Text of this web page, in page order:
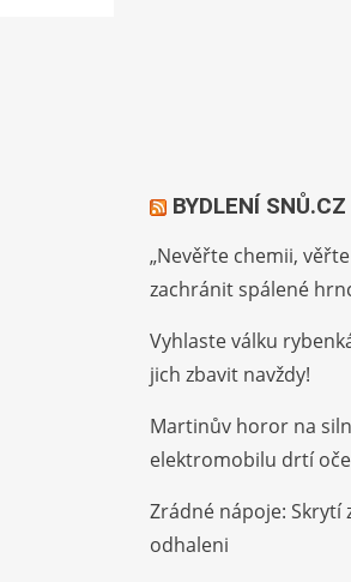
BYDLENÍ SNŮ.CZ
„Nevěřte chemii,
zachránit spálené
Vyhlaste válku
jich zbavit navždy!
Martinův horor na
elektromobilu drtí
Zrádné nápoje: Skrytí
odhaleni